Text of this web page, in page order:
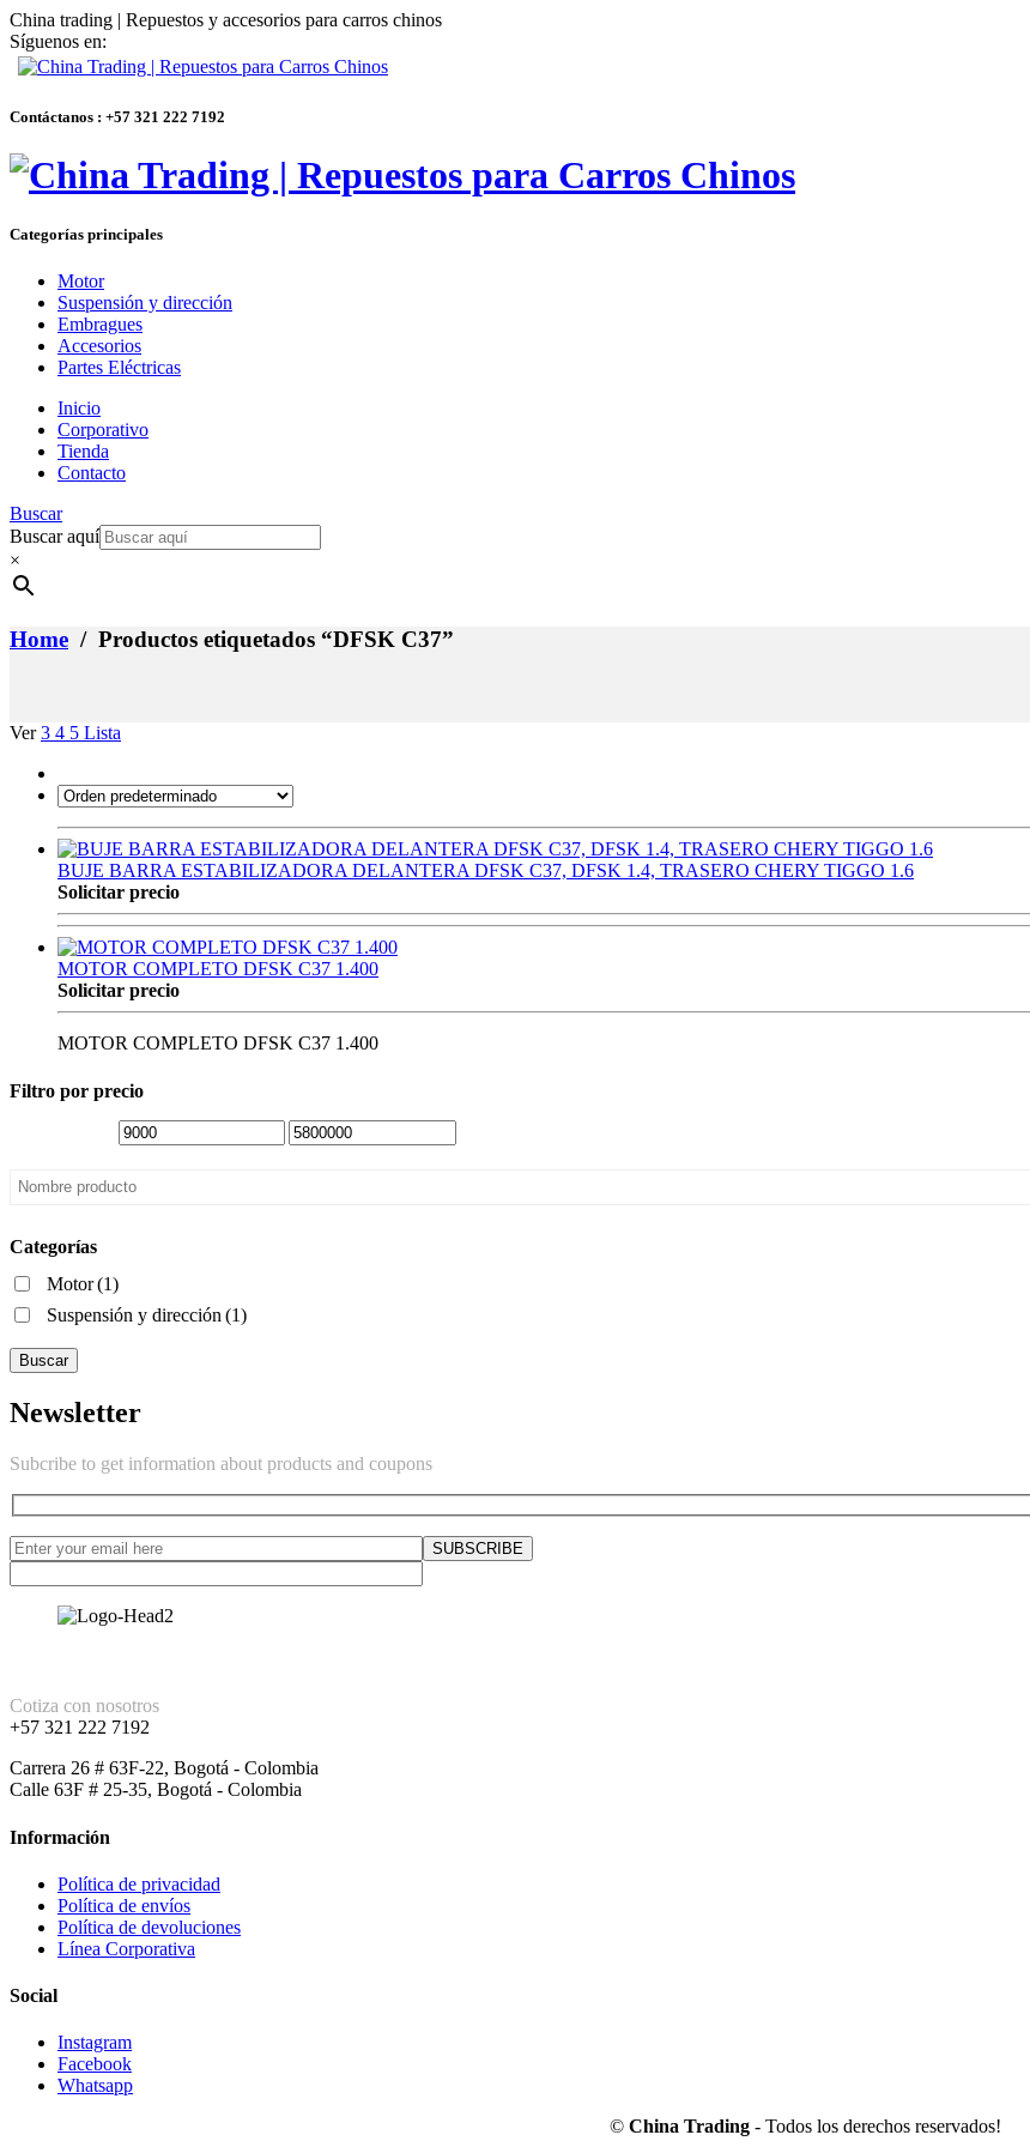
China trading | Repuestos y accesorios para carros chinos
Síguenos en:
Contáctanos : +57 321 222 7192
Categorías principales
Motor
Suspensión y dirección
Embragues
Accesorios
Partes Eléctricas
Inicio
Corporativo
Tienda
Contacto
Buscar
Buscar aquí
×
Home / Productos etiquetados “DFSK C37”
Ver3 4 5 Lista
BUJE BARRA ESTABILIZADORA DELANTERA DFSK C37, DFSK 1.4, TRASERO CHERY TIGGO 1.6
Solicitar precio
MOTOR COMPLETO DFSK C37 1.400
Solicitar precio
MOTOR COMPLETO DFSK C37 1.400
Filtro por precio
Categorías
Motor(1)
Suspensión y dirección (1)
Buscar
Newsletter
Subcribe to get information about products and coupons
Cotiza con nosotros
+57 321 222 7192
Carrera 26 # 63F-22, Bogotá - Colombia
Calle 63F # 25-35, Bogotá - Colombia
Información
Política de privacidad
Política de envíos
Política de devoluciones
Línea Corporativa
Social
Instagram
Facebook
Whatsapp
© China Trading - Todos los derechos reservados!